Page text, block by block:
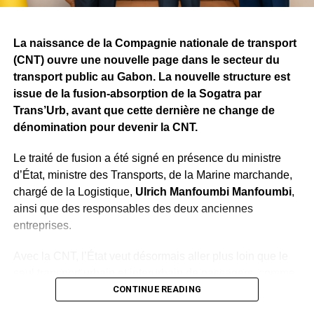
Camélia Ntoutoume Leclercq a félicité les candidats,
récompensent les efforts de toute la communauté
éducative. Avec de meilleures conditions d’apprentissage
et des enseignants davantage considérés et mieux traités,
les performances pourraient être encore meilleures.
WhatsApp
Facebook
X Telegram
Email
>>
La naissance de la Compagnie nationale de transport
(CNT) ouvre une nouvelle page dans le secteur du
transport public au Gabon. La nouvelle structure est
issue de la fusion-absorption de la Sogatra par
Trans’Urb, avant que cette dernière ne change de
dénomination pour devenir la CNT.
Le traité de fusion a été signé en présence du ministre
d’État, ministre des Transports, de la Marine marchande,
chargé de la Logistique, Ulrich Manfoumbi Manfoumbi,
ainsi que des responsables des deux anciennes
entreprises.
le ministre l’avait précédemment annoncé. La compagnie
CONTINUE READING